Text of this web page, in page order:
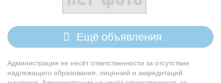
Ещё объявления
Администрация не несёт ответственности за отсутствие
надлежащего образования, лицензий и аккредитаций